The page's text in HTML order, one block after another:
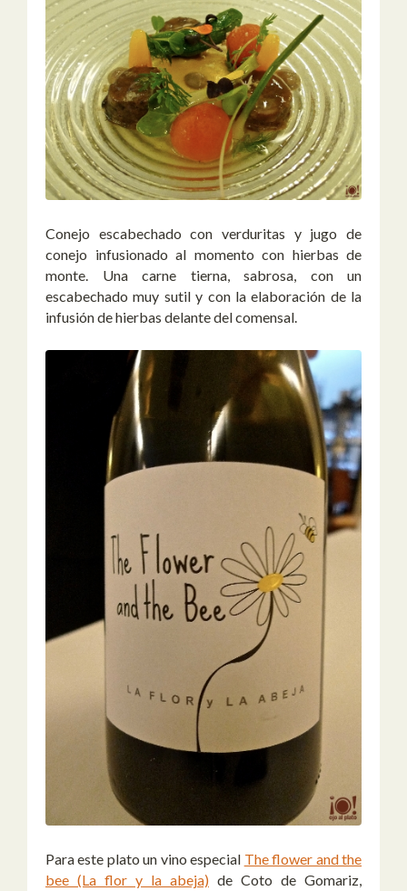
Conejo escabechado con verduritas y jugo de
conejo infusionado al momento con hierbas de
monte. Una carne tierna, sabrosa, con un
escabechado muy sutil y con la elaboración de la
infusión de hierbas delante del comensal.
Para este plato un vino especial The flower and the
bee (La flor y la abeja) de Coto de Gomariz,